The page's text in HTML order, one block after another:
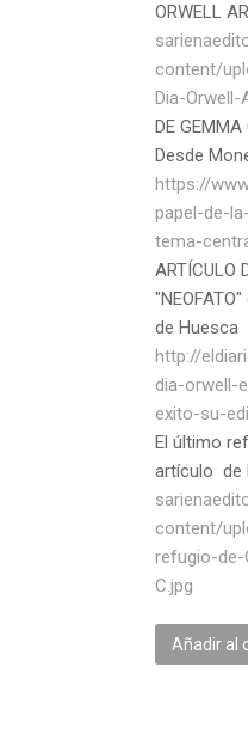
ORWELL
content/
Dia-Orwell-
DE
Desde
https://
papel-de-
tema-
ARTÍCULO
de Huesca
http://
dia-orwell-
exito-su-
El último
artículo de
content/
refugio-de-
C.jpg
Añadir al